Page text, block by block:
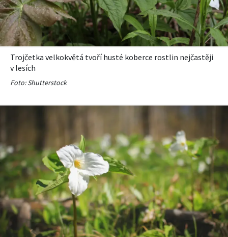
Trojčetka velkokvětá tvoří husté koberce rostlin nejčastěji
v lesích
Foto: Shutterstock